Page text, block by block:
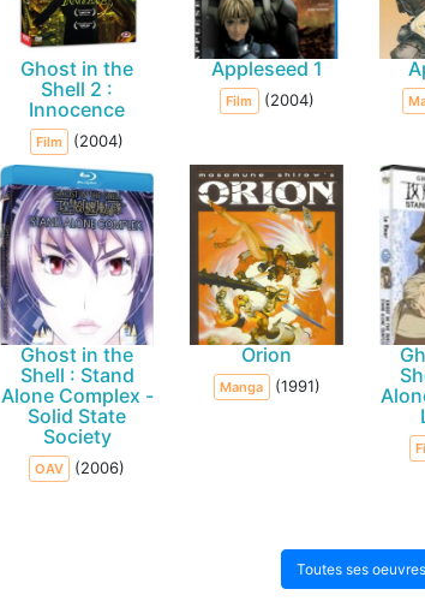
Ghost in the
Shell 2 :
Innocence
Film (2004)
Appleseed 1
Film (2004)
Ghost in the
Shell : Stand
Alone Complex -
Solid State
Society
OAV (2006)
Orion
Manga (1991)
Toutes ses oeuvres